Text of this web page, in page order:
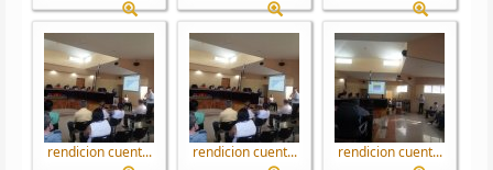
rendicion cuent... rendicion cuent... rendicion cuent...